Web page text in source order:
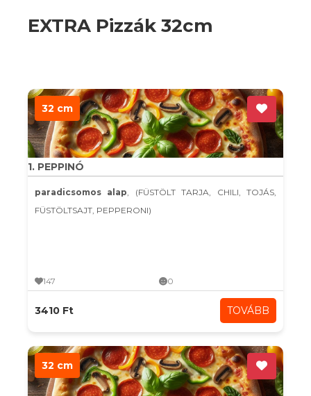
EXTRA Pizzák 32cm
32 cm
1. PEPPINÓ
paradicsomos alap, (FÜSTÖLT TARJA, CHILI, TOJÁS,
FÜSTÖLTSAJT, PEPPERONI)
147 0
3410 Ft TOVÁBB
32 cm